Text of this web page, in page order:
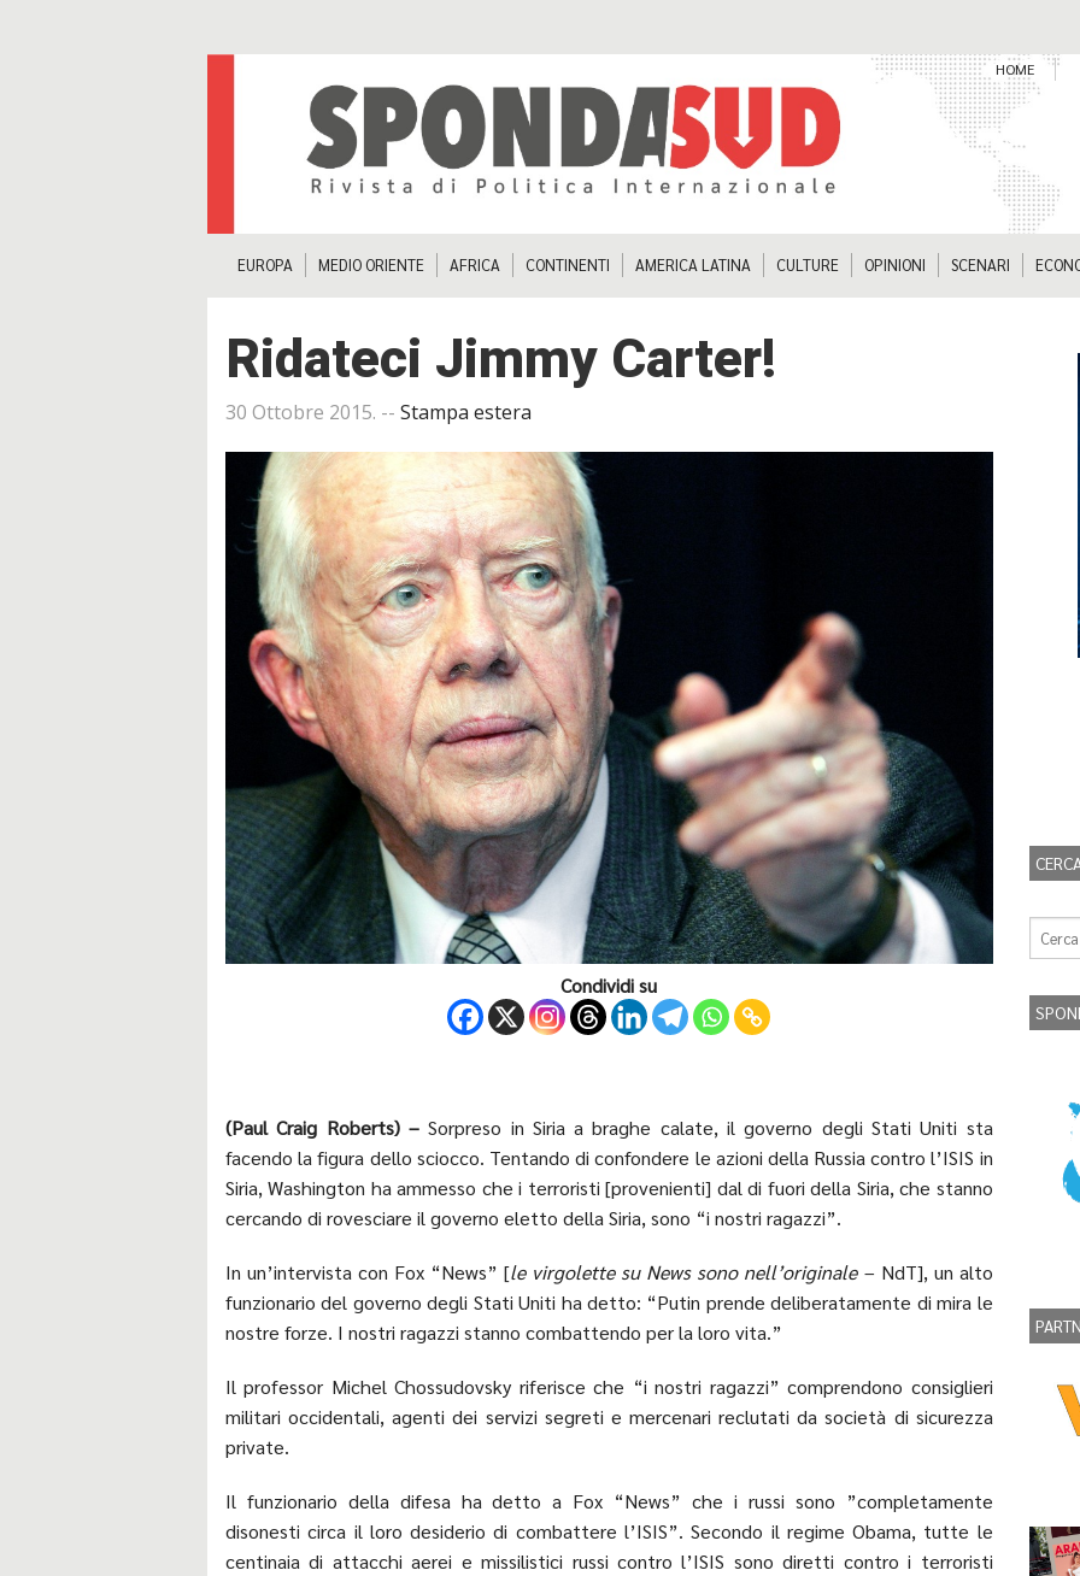
HOME
EUROPA MEDIO ORIENTE AFRICA CONTINENTI AMERICA LATINA CULTURE OPINIONI SCENARI
Ridateci Jimmy Carter!
30 Ottobre 2015. -- Stampa estera
Condividi su
(Paul Craig Roberts) –Sorpreso in Siria a braghe calate, il governo degli Stati Uniti sta
facendo la figura dello sciocco. Tentando di confondere le azioni della Russia contro l’ISIS in
Siria, Washington ha ammesso che i terroristi [provenienti] dal di fuori della Siria, che stanno
cercando di rovesciare il governo eletto della Siria, sono “i nostri ragazzi”.
In un’intervista con Fox “News” [le virgolette su News sono nell’originale– NdT], un alto
funzionario del governo degli Stati Uniti ha detto: “Putin prende deliberatamente di mira le
nostre forze. I nostri ragazzi stanno combattendo per la loro vita.”
Il professor Michel Chossudovsky riferisce che “i nostri ragazzi” comprendono consiglieri
militari occidentali, agenti dei servizi segreti e mercenari reclutati da società di sicurezza
private.
Il funzionario della difesa ha detto a Fox “News” che i russi sono ”completamente
disonesti circa il loro desiderio di combattere l’ISIS”. Secondo il regime Obama, tutte le
centinaia di attacchi aerei e missilistici russi contro l’ISIS sono diretti contro i terroristi